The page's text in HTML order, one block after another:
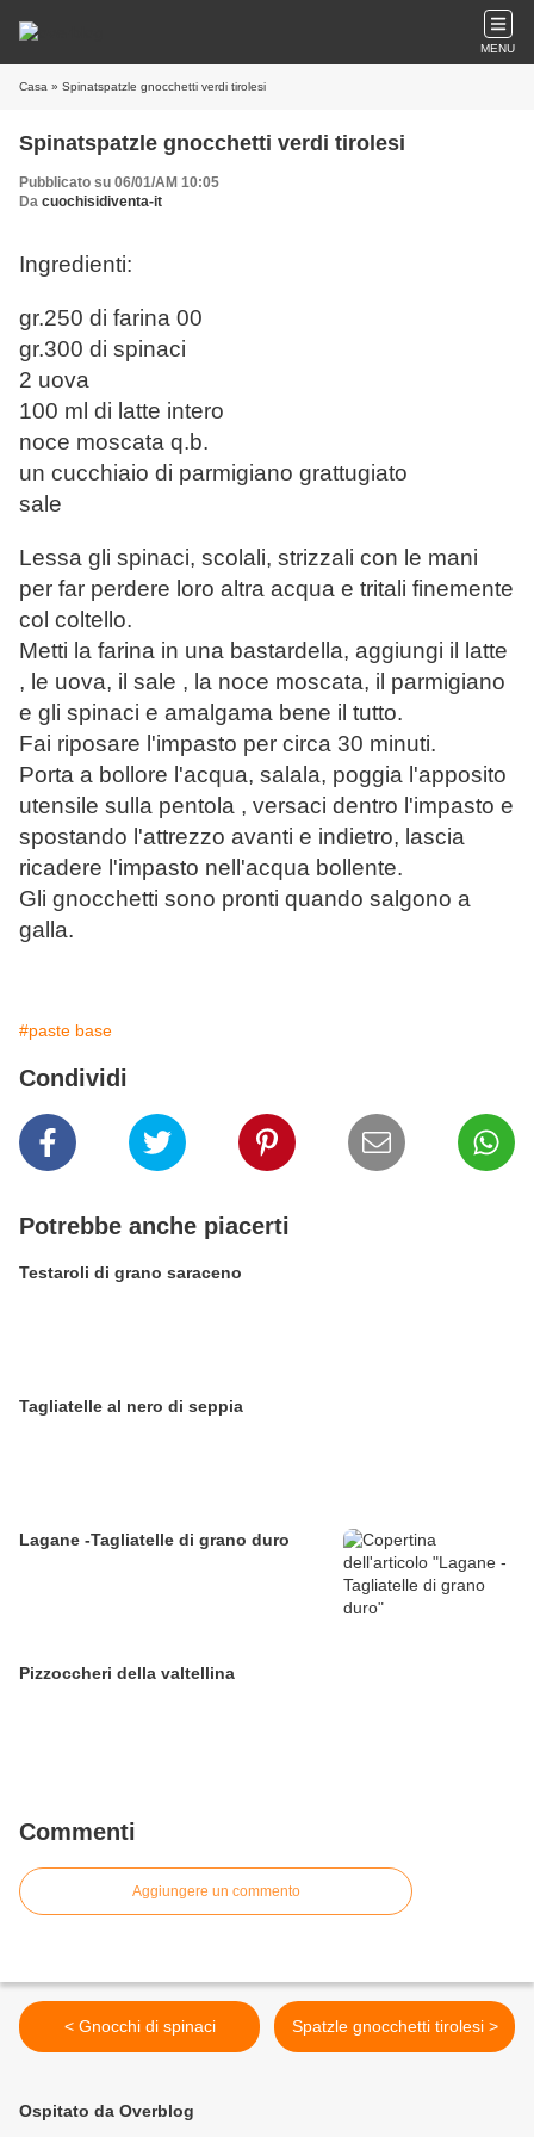
MENU
Casa » Spinatspatzle gnocchetti verdi tirolesi
Spinatspatzle gnocchetti verdi tirolesi
Pubblicato su 06/01/AM 10:05
Da cuochisidiventa-it
Ingredienti:
gr.250 di farina 00
gr.300 di spinaci
2 uova
100 ml di latte intero
noce moscata q.b.
un cucchiaio di parmigiano grattugiato
sale
Lessa gli spinaci, scolali, strizzali con le mani
per far perdere loro altra acqua e tritali finemente
col coltello.
Metti la farina in una bastardella, aggiungi il latte
, le uova, il sale , la noce moscata, il parmigiano
e gli spinaci e amalgama bene il tutto.
Fai riposare l'impasto per circa 30 minuti.
Porta a bollore l'acqua, salala, poggia l'apposito
utensile sulla pentola , versaci dentro l'impasto e
spostando l'attrezzo avanti e indietro, lascia
ricadere l'impasto nell'acqua bollente.
Gli gnocchetti sono pronti quando salgono a
galla.
#paste base
Condividi
Potrebbe anche piacerti
Testaroli di grano saraceno
Tagliatelle al nero di seppia
Lagane -Tagliatelle di grano duro
Pizzoccheri della valtellina
Commenti
Aggiungere un commento
< Gnocchi di spinaci Spatzle gnocchetti tirolesi >
Ospitato da Overblog